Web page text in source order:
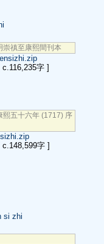
崇禛至康熙間刊本
c.116,235字 ]
熙五十六年 (1717) 序
c.148,599字 ]
si zhi